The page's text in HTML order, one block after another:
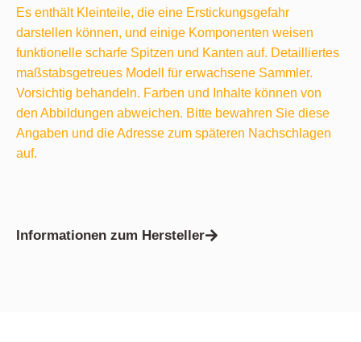
Es enthält Kleinteile, die eine Erstickungsgefahr
darstellen können, und einige Komponenten weisen
funktionelle scharfe Spitzen und Kanten auf. Detailliertes
maßstabsgetreues Modell für erwachsene Sammler.
Vorsichtig behandeln. Farben und Inhalte können von
den Abbildungen abweichen. Bitte bewahren Sie diese
Angaben und die Adresse zum späteren Nachschlagen
auf.
Informationen zum Hersteller